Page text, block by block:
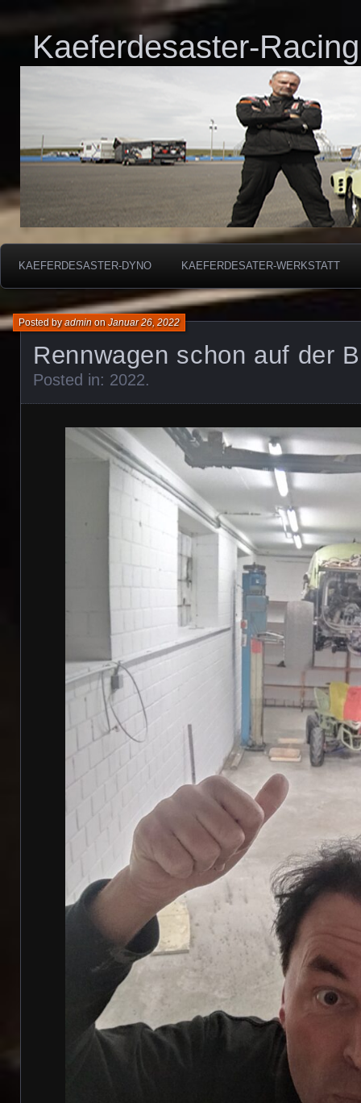
Kaeferdesaster-Racing
KAEFERDESASTER-DYNO KAEFERDESATER-WERKSTATT
Rennwagen schon auf der
Posted byadminonJanuar 26, 2022
Posted in: 2022.